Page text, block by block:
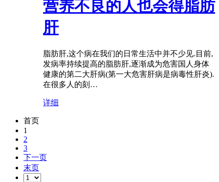
营养不良的人也会得脂肪
肝
脂肪肝,这个病在我们的日常生活中并不少见.目前,
发病率持续提高的脂肪肝,逐渐成为危害国人身体
健康的第二大肝病(第一大危害肝病是病毒性肝炎).
在很多人的刻…
详细
首页
1
2
3
下一页
末页